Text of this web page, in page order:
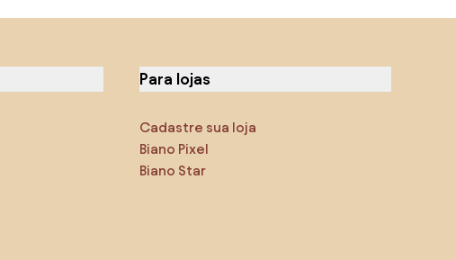
Para lojas
Cadastre sua loja
Biano Pixel
Biano Star